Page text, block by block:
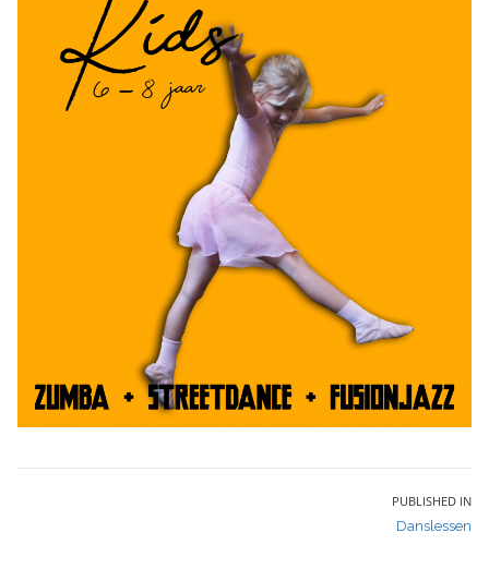
PUBLISHED IN
Danslessen